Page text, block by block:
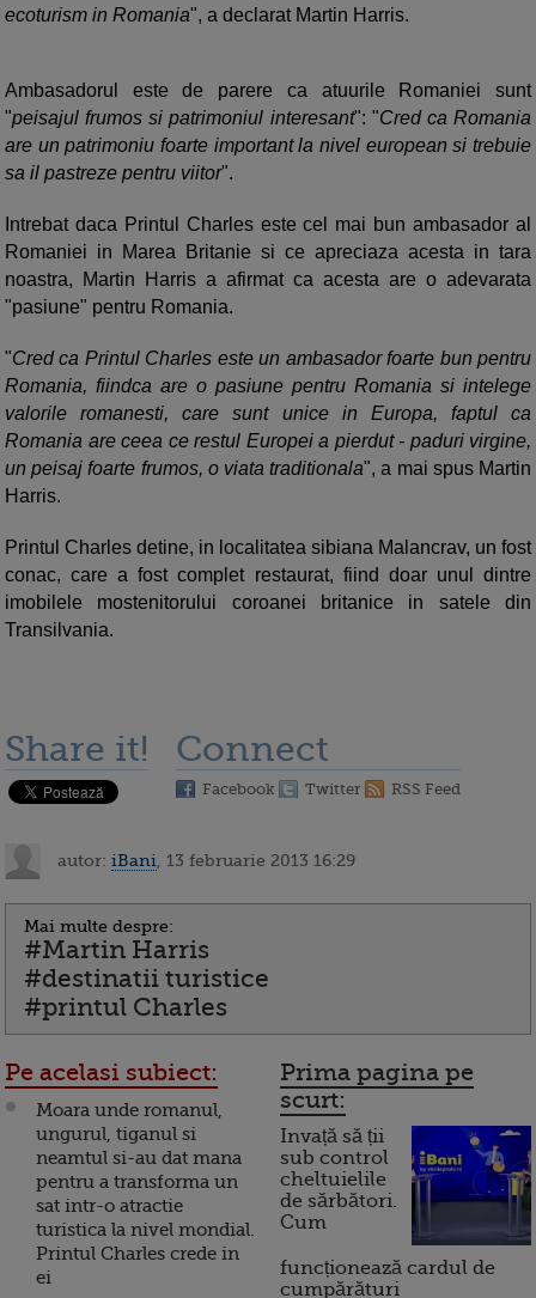
ecoturism in Romania", a declarat Martin Harris.
Ambasadorul este de parere ca atuurile Romaniei sunt
"peisajul frumos si patrimoniul interesant": "Cred ca Romania
are un patrimoniu foarte important la nivel european si trebuie
sa il pastreze pentru viitor".
Intrebat daca Printul Charles este cel mai bun ambasador al
Romaniei in Marea Britanie si ce apreciaza acesta in tara
noastra, Martin Harris a afirmat ca acesta are o adevarata
"pasiune" pentru Romania.
"Cred ca Printul Charles este un ambasador foarte bun pentru
Romania, fiindca are o pasiune pentru Romania si intelege
valorile romanesti, care sunt unice in Europa, faptul ca
Romania are ceea ce restul Europei a pierdut - paduri virgine,
un peisaj foarte frumos, o viata traditionala", a mai spus Martin
Harris.
Printul Charles detine, in localitatea sibiana Malancrav, un fost
conac, care a fost complet restaurat, fiind doar unul dintre
imobilele mostenitorului coroanei britanice in satele din
Transilvania.
Share it! Connect
Facebook Twitter RSS Feed
autor: iBani , 13 februarie 2013 16:29
Mai multe despre:
#Martin Harris
#destinatii turistice
#printul Charles
Pe acelasi subiect:
Moara unde romanul,
ungurul, tiganul si
neamtul si-au dat mana
pentru a transforma un
sat intr-o atractie
turistica la nivel mondial.
Printul Charles crede in
ei
Prima pagina pe
scurt:
Invață să ții
sub control
cheltuielile
de sărbători.
Cum
funcționează cardul de
cumpărături